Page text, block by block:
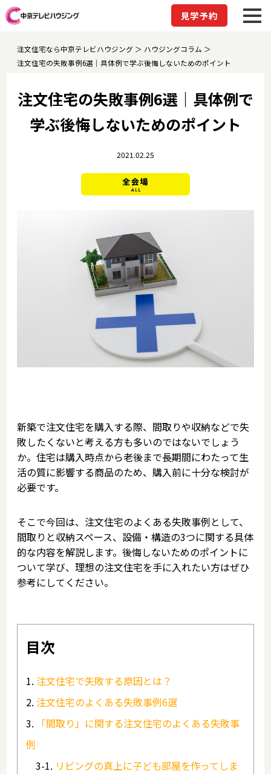
見学予約
注文住宅なら中京テレビハウジング
ハウジングコラム
注文住宅の失敗事例6選｜具体例で学ぶ後悔しないためのポイント
注文住宅の失敗事例6選｜具体例で
学ぶ後悔しないためのポイント
2021.02.25
新築で注文住宅を購入する際、間取りや収納などで失
敗したくないと考える方も多いのではないでしょう
か。住宅は購入時点から老後まで長期間にわたって生
活の質に影響する商品のため、購入前に十分な検討が
必要です。
そこで今回は、注文住宅のよくある失敗事例として、
間取りと収納スペース、設備・構造の3つに関する具体
的な内容を解説します。後悔しないためのポイントに
ついて学び、理想の注文住宅を手に入れたい方はぜひ
参考にしてください。
目次
注文住宅で失敗する原因とは？
注文住宅のよくある失敗事例6選
「間取り」に関する注文住宅のよくある失敗事
例
リビングの真上に子ども部屋を作ってしま